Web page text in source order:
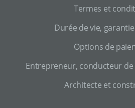
Termes et
Durée de vie,
Options de
Entrepreneur, conducteur
Architecte et